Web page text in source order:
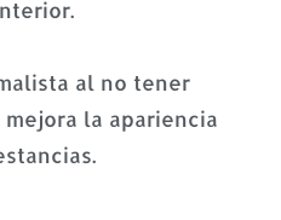
al no tener
la apariencia